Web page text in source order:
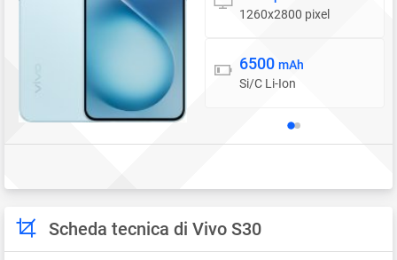
1260x2800 pixel
Batteria
6500 mAh
Si/C Li-Ion
Scheda tecnica di Vivo S30